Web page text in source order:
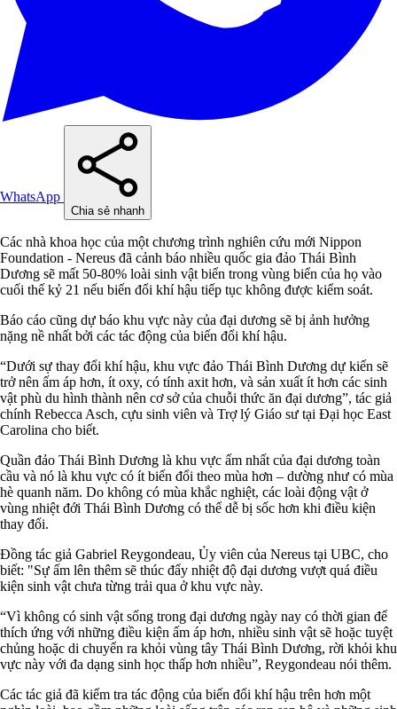
WhatsApp
Chia sẻ nhanh
Các nhà khoa học của một chương trình nghiên cứu mới Nippon
Foundation - Nereus đã cảnh báo nhiều quốc gia đảo Thái Bình
Dương sẽ mất 50-80% loài sinh vật biển trong vùng biển của họ vào
cuối thế kỷ 21 nếu biến đổi khí hậu tiếp tục không được kiểm soát.
Báo cáo cũng dự báo khu vực này của đại dương sẽ bị ảnh hưởng
nặng nề nhất bởi các tác động của biến đổi khí hậu.
“Dưới sự thay đổi khí hậu, khu vực đảo Thái Bình Dương dự kiến ​​sẽ
trở nên ấm áp hơn, ít oxy, có tính axit hơn, và sản xuất ít hơn các sinh
vật phù du hình thành nên cơ sở của chuỗi thức ăn đại dương”, tác giả
chính Rebecca Asch, cựu sinh viên và Trợ lý Giáo sư tại Đại học East
Carolina cho biết.
Quần đảo Thái Bình Dương là khu vực ấm nhất của đại dương toàn
cầu và nó là khu vực có ít biến đổi theo mùa hơn – dường như có mùa
hè quanh năm. Do không có mùa khắc nghiệt, các loài động vật ở
vùng nhiệt đới Thái Bình Dương có thể dễ bị sốc hơn khi điều kiện
thay đổi.
Đồng tác giả Gabriel Reygondeau, Ủy viên của Nereus tại UBC, cho
biết: "Sự ấm lên thêm sẽ thúc đẩy nhiệt độ đại dương vượt quá điều
kiện sinh vật chưa từng trải qua ở khu vực này.
“Vì không có sinh vật sống trong đại dương ngày nay có thời gian để
thích ứng với những điều kiện ấm áp hơn, nhiều sinh vật sẽ hoặc tuyệt
chủng hoặc di chuyển ra khỏi vùng tây Thái Bình Dương, rời khỏi khu
vực này với đa dạng sinh học thấp hơn nhiều”, Reygondeau nói thêm.
Các tác giả đã kiểm tra tác động của biến đổi khí hậu trên hơn một